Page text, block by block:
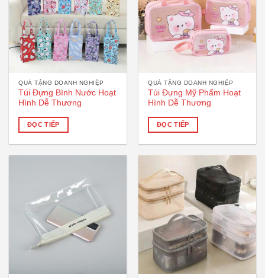
QUÀ TẶNG DOANH NGHIỆP
Túi Đựng Bình Nước Hoạt
Hình Dễ Thương
ĐỌC TIẾP
QUÀ TẶNG DOANH NGHIỆP
Túi Đựng Mỹ Phẩm Hoạt
Hình Dễ Thương
ĐỌC TIẾP